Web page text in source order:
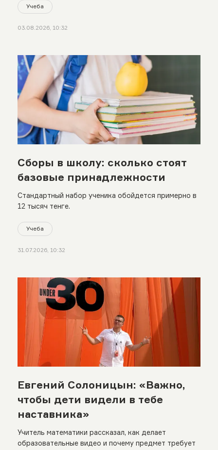
Учеба
03.08.2026, 10:32
Сборы в школу: сколько стоят
базовые принадлежности
Стандартный набор ученика обойдется примерно в
12 тысяч тенге.
Учеба
31.07.2026, 10:32
Евгений Солоницын: «Важно,
чтобы дети видели в тебе
наставника»
Учитель математики рассказал, как делает
образовательные видео и почему предмет требует